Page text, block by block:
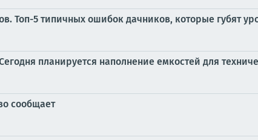
Топ-5 типичных ошибок дачников, которые губят
планируется наполнение емкостей для
сообщает